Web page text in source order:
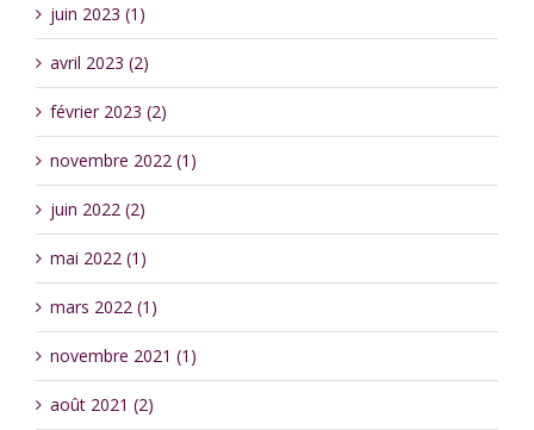
juin 2023 (1)
avril 2023 (2)
février 2023 (2)
novembre 2022 (1)
juin 2022 (2)
mai 2022 (1)
mars 2022 (1)
novembre 2021 (1)
août 2021 (2)